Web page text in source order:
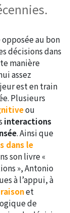
au bon
décisions dans
manière
assez
est en train
Plusieurs
ou
interactions
. Ainsi que
dans le
son livre «
», Antonio
à l’appui, à
raisonet
de